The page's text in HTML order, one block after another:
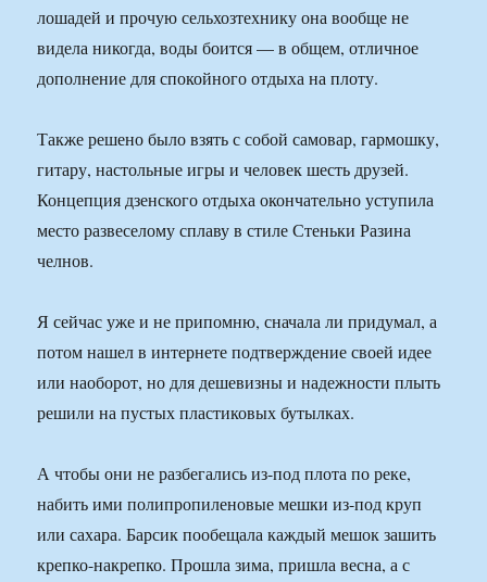
лошадей и прочую сельхозтехнику она вообще не
видела никогда, воды боится — в общем, отличное
дополнение для спокойного отдыха на плоту.
Также решено было взять с собой самовар, гармошку,
гитару, настольные игры и человек шесть друзей.
Концепция дзенского отдыха окончательно уступила
место развеселому сплаву в стиле Стеньки Разина
челнов.
Я сейчас уже и не припомню, сначала ли придумал, а
потом нашел в интернете подтверждение своей идее
или наоборот, но для дешевизны и надежности плыть
решили на пустых пластиковых бутылках.
А чтобы они не разбегались из-под плота по реке,
набить ими полипропиленовые мешки из-под круп
или сахара. Барсик пообещала каждый мешок зашить
крепко-накрепко. Прошла зима, пришла весна, а с